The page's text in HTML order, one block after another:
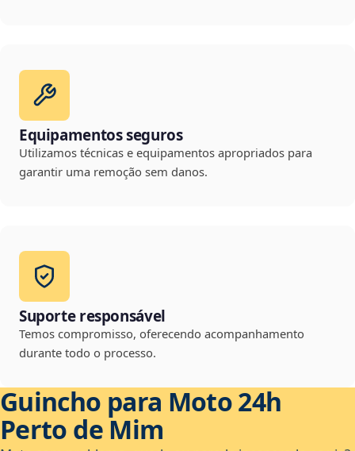
Equipamentos seguros
Utilizamos técnicas e equipamentos apropriados para
garantir uma remoção sem danos.
Suporte responsável
Temos compromisso, oferecendo acompanhamento
durante todo o processo.
Guincho para Moto 24h
Perto de Mim